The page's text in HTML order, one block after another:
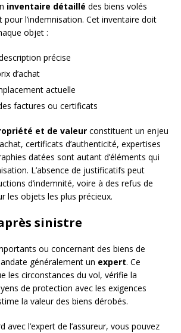
inventaire détaillé des biens volés
pour l’indemnisation. Cet inventaire doit
objet :
précise
d’achat
actuelle
factures ou certificats
et de valeur constituent un enjeu
certificats d’authenticité, expertises
datées sont autant d’éléments qui
L’absence de justificatifs peut
d’indemnité, voire à des refus de
les objets les plus précieux.
sinistre
ou concernant des biens de
généralement un expert. Ce
les circonstances du vol, vérifie la
de protection avec les exigences
la valeur des biens dérobés.
avec l’expert de l’assureur, vous pouvez